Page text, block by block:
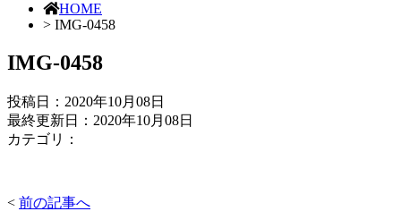
HOME
> IMG-0458
IMG-0458
投稿日： 2020年10月08日
最終更新日：2020年10月08日
カテゴリ：
< 前の記事へ